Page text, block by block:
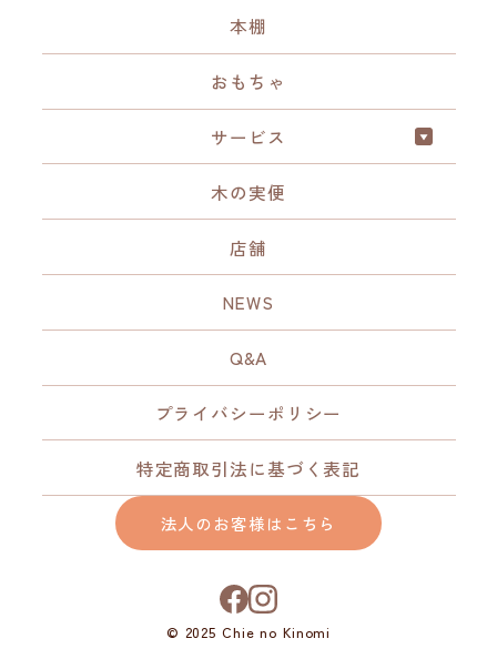
法人のお客様はこちら
© 2025 Chie no Kinomi
本棚
おもちゃ
サービス
木の実便
店舗
NEWS
Q&A
プライバシーポリシー
特定商取引法に基づく表記